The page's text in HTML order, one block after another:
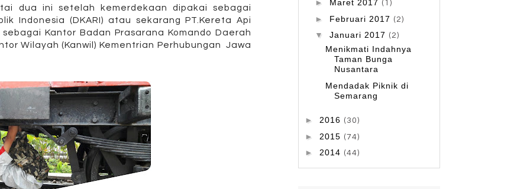
dua ini setelah kemerdekaan dipakai sebagai
Indonesia (DKARI) atau sekarang PT.Kereta Api
Kantor Badan Prasarana Komando Daerah
Wilayah (Kanwil) Kementrian Perhubungan
Jawa
► Maret 2017 (1)
► Februari 2017 (2)
▼ Januari 2017 (2)
Menikmati Indahnya
Taman Bunga
Nusantara
Mendadak Piknik di
Semarang
► 2016 (30)
► 2015 (74)
► 2014 (44)